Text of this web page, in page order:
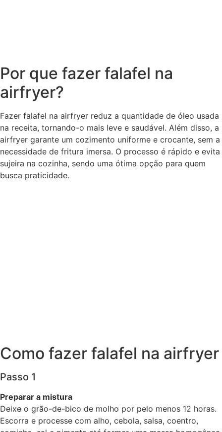
Por que fazer falafel na
airfryer?
Fazer falafel na airfryer reduz a quantidade de óleo usada
na receita, tornando-o mais leve e saudável. Além disso, a
airfryer garante um cozimento uniforme e crocante, sem a
necessidade de fritura imersa. O processo é rápido e evita
sujeira na cozinha, sendo uma ótima opção para quem
busca praticidade.
Como fazer falafel na airfryer
Passo 1
Preparar a mistura
Deixe o grão-de-bico de molho por pelo menos 12 horas.
Escorra e processe com alho, cebola, salsa, coentro,